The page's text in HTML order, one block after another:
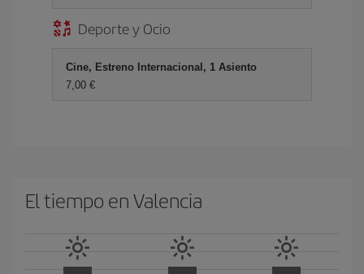
Deporte y Ocio
Cine, Estreno Internacional, 1 Asiento
7,00 €
El tiempo en Valencia